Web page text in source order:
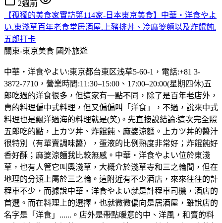
2週前
【孤獨的美食家實訪第114家-日本東京美食】中華・洋食やよ
い.東淺草百年老食堂居酒屋.上豬排丼、冷麻婆麵以及炸餛飩.
五郎打卡
關東-東京美食 國外旅遊
中華・洋食やよい:東京都台東区浅草5-60-1，電話:+81 3-
3872-7710，營業時間:11:30–15:00、17:00–20:00(星期四休)五
郎吃過的洋食很多，但這家有一點不同，除了是百年老店外，
賣的料理偏中式料理，但又偏偏叫「洋食」，不過，說來中式
料理也是飄洋過海的料理就是(笑)。先直接說結論:這次完全照
五郎吃的點，上カツ丼、炸餛飩、麻婆涼麵。上カツ丼的醬汁
很特別（有單賣調味醬），蛋液的比例熟度非常好；炸餛飩好
香好酥；麻婆涼麵我比較無感。中華・洋食やよい位於東淺
草，也有人管它叫奧淺草，大概介於淺草寺和三之輪間，但在
地理的分類上屬於三之輪。這附近有不少酒店，來來往往的計
程車不少，而據說中華・洋食やよい就是計程車司機，酒店的
首選。而在料理上的選擇，也就微微偏向是居酒屋，雖說店的
名字是「洋食」......。店外是帶點暖意的中、洋風，和賣的料